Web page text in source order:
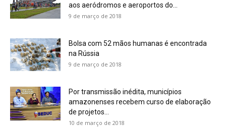
aos aeródromos e aeroportos do...
9 de março de 2018
Bolsa com 52 mãos humanas é encontrada
na Rússia
9 de março de 2018
Por transmissão inédita, municípios
amazonenses recebem curso de elaboração
de projetos...
10 de março de 2018